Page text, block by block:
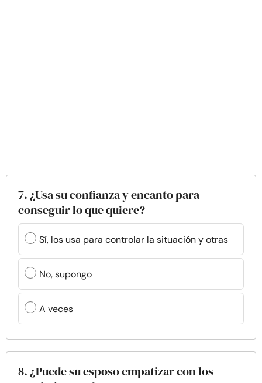
7. ¿Usa su confianza y encanto para
conseguir lo que quiere?
Sí, los usa para controlar la situación y otras
No, supongo
A veces
8. ¿Puede su esposo empatizar con los